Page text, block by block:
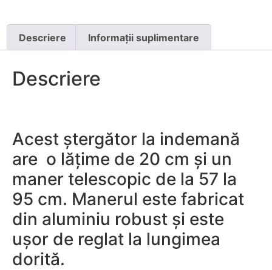
Descriere Informații suplimentare
Descriere
Acest ștergător la indemană
are o lățime de 20 cm și un
maner telescopic de la 57 la
95 cm. Manerul este fabricat
din aluminiu robust și este
ușor de reglat la lungimea
dorită.